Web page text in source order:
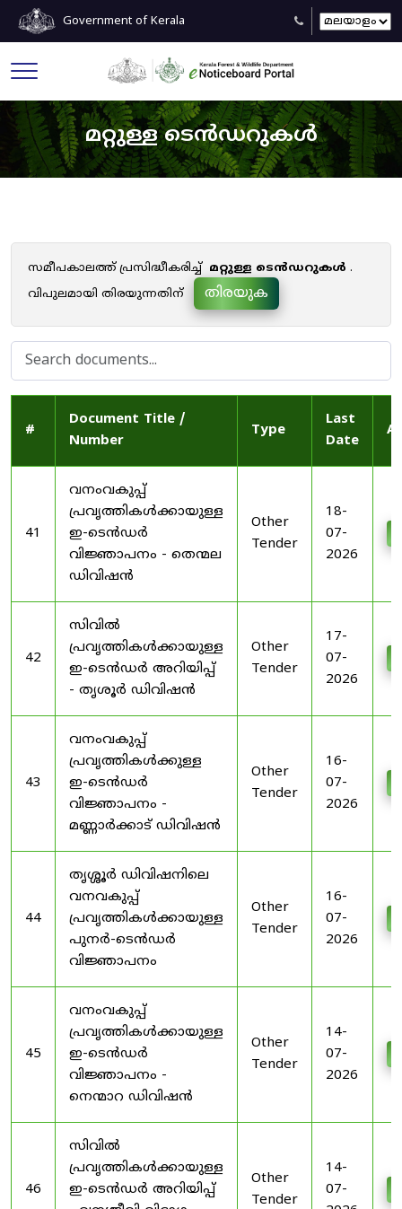
Government of Kerala
മറ്റുള്ള ടെൻഡറുകൾ
സമീപകാലത്ത് പ്രസിദ്ധീകരിച്ച് മറ്റുള്ള ടെൻഡറുകൾ .
വിപുലമായി തിരയുന്നതിന്
തിരയുക
#
Document Title /
Number
Type
Last
Date
41
വനംവകുപ്പ്
പ്രവൃത്തികൾക്കായുള്ള
ഇ-ടെൻഡർ
വിജ്ഞാപനം - തെന്മല
ഡിവിഷൻ
Other
Tender
18-
07-
2026
42
സിവിൽ
പ്രവൃത്തികൾക്കായുള്ള
ഇ-ടെൻഡർ അറിയിപ്പ്
- തൃശൂർ ഡിവിഷൻ
Other
Tender
17-
07-
2026
43
വനംവകുപ്പ്
പ്രവൃത്തികൾക്കുള്ള
ഇ-ടെൻഡർ
വിജ്ഞാപനം -
മണ്ണാർക്കാട് ഡിവിഷൻ
Other
Tender
16-
07-
2026
44
തൃശ്ശൂർ ഡിവിഷനിലെ
വനവകുപ്പ്
പ്രവൃത്തികൾക്കായുള്ള
പുനർ-ടെൻഡർ
വിജ്ഞാപനം
Other
Tender
16-
07-
2026
45
വനംവകുപ്പ്
പ്രവൃത്തികൾക്കായുള്ള
ഇ-ടെൻഡർ
വിജ്ഞാപനം -
നെന്മാറ ഡിവിഷൻ
Other
Tender
14-
07-
2026
46
സിവിൽ
പ്രവൃത്തികൾക്കായുള്ള
ഇ-ടെൻഡർ അറിയിപ്പ്
Other
Tender
14-
07-